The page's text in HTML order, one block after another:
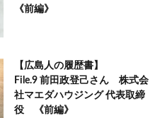
《前編》
【広島人の履歴書】
File.9 前田政登己さん 株式会
社マエダハウジング 代表取締
役 《前編》